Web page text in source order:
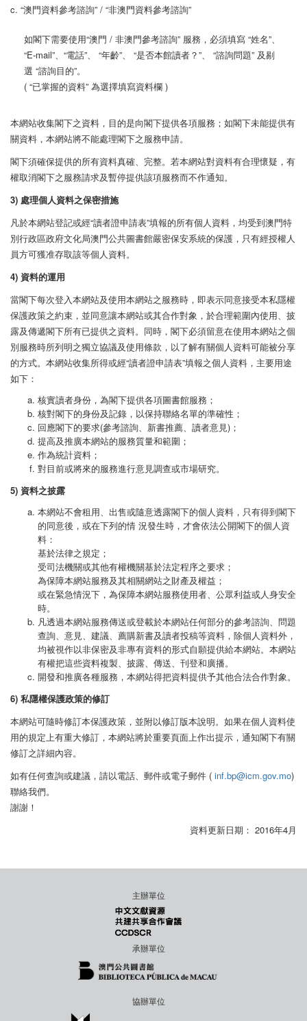
c. “澳門資料參考諮詢” / “非澳門資料參考諮詢”
如閣下需要使用“澳門 / 非澳門參考諮詢” 服務，必須填寫 “姓名”、
“E-mail”、“電話”、 “年齡”、 “是否本館讀者？”、 “諮詢問題” 及剔
選 “諮詢目的”。
( “已掌握的資料” 為選擇填寫資料欄 )
本網站收集閣下之資料，目的是向閣下提供各項服務；如閣下未能提供有
關資料，本網站將不能處理閣下之服務申請。
閣下須確保提供的所有資料真確、完整。若本網站對資料有合理懷疑，有
權取消閣下之服務請求及暫停提供該項服務而不作通知。
3) 處理個人資料之保密措施
凡於本網站登記或經“讀者證申請表”填報的所有個人資料，均受到澳門特
別行政區政府文化局澳門公共圖書館嚴密保安系統的保護，只有經授權人
員方可獲准存取該等個人資料。
4) 資料的運用
當閣下每次登入本網站及使用本網站之服務時，即表示同意接受本私隱權
保護政策之約束，並同意讓本網站或其合作對象，於合理範圍內使用、披
露及傳遞閣下所有已提供之資料。同時，閣下必須留意在使用本網站之個
別服務時所列明之獨立協議及使用條款，以了解有關個人資料可能被分享
的方式。本網站收集所得或經“讀者證申請表”填報之個人資料，主要用途
如下：
核實讀者身份，為閣下提供各項圖書館服務；
核對閣下的身份及記錄，以保持聯絡名單的準確性；
回應閣下的要求(參考諮詢、新書推薦、讀者意見)；
提高及推廣本網站的服務質量和範圍；
作為統計資料；
對目前或將來的服務進行意見調查或市場研究。
5) 資料之披露
本網站不會租用、出售或隨意透露閣下的個人資料，只有得到閣下
的同意後，或在下列的情 況發生時，才會依法公開閣下的個人資
料：
基於法律之規定；
受司法機關或其他有權機關基於法定程序之要求；
為保障本網站服務及其相關網站之財產及權益；
或在緊急情況下，為保障本網站服務使用者、公眾利益或人身安全
時。
凡透過本網站服務傳送或登載於本網站任何部分的參考諮詢、問題
查詢、意見、建議、薦購新書及讀者投稿等資料，除個人資料外，
均被視作以非保密及非專有資料的形式自願提供給本網站。本網站
有權把這些資料複製、披露、傳送、刊登和廣播。
開發和推廣各種服務，本網站得把資料提供予其他合法合作對象。
6) 私隱權保護政策的修訂
本網站可隨時修訂本保護政策，並附以修訂版本說明。如果在個人資料使
用的規定上有重大修訂，本網站將於重要頁面上作出提示，通知閣下有關
修訂之詳細內容。
如有任何查詢或建議，請以電話、郵件或電子郵件 ( inf.bp@icm.gov.mo)
聯絡我們。
謝謝！
資料更新日期： 2016年4月
主辦單位
承辦單位
協辦單位